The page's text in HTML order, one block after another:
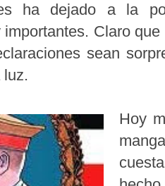
ha dejado a la
Claro
sean
Hoy